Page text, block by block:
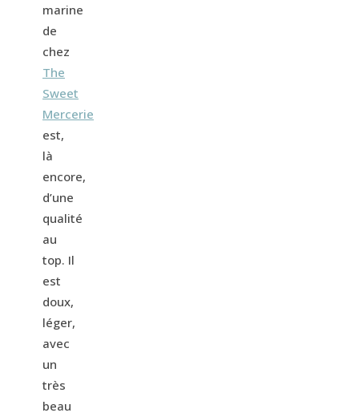
marine
de
chez
The
Sweet
Mercerie
est,
là
encore,
d’une
qualité
au
top. Il
est
doux,
léger,
avec
un
très
beau